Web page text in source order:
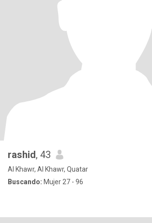
rashid, 43
Al Khawr, Al Khawr, Quatar
Buscando: Mujer 27 - 96